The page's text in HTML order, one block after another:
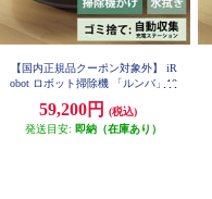
【国内正規品クーポン対象外】 iR
obot ロボット掃除機 「ルンバ」10
ラス オートエンプティ） 充電ス
テーション ブラック オンライン
59,200円
(税込)
発送目安: 即納（在庫あり）